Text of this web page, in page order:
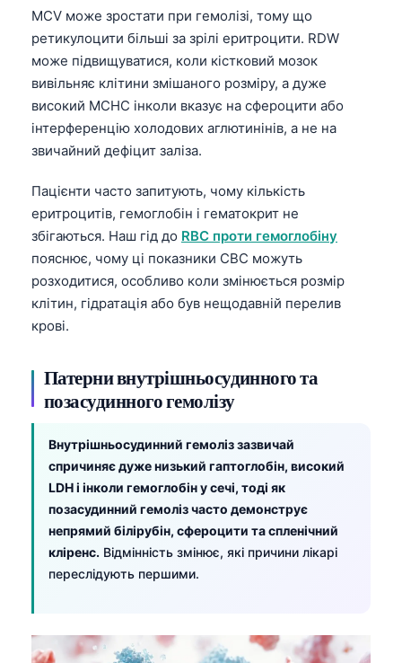
MCV може зростати при гемолізі, тому що
ретикулоцити більші за зрілі еритроцити. RDW
може підвищуватися, коли кістковий мозок
вивільняє клітини змішаного розміру, а дуже
високий MCHC інколи вказує на сфероцити або
інтерференцію холодових аглютинінів, а не на
звичайний дефіцит заліза.
Пацієнти часто запитують, чому кількість
еритроцитів, гемоглобін і гематокрит не
збігаються. Наш гід до RBC проти гемоглобіну
пояснює, чому ці показники CBC можуть
розходитися, особливо коли змінюється розмір
клітин, гідратація або був нещодавній перелив
крові.
Патерни внутрішньосудинного та
позасудинного гемолізу
Внутрішньосудинний гемоліз зазвичай
спричиняє дуже низький гаптоглобін, високий
LDH і інколи гемоглобін у сечі, тоді як
позасудинний гемоліз часто демонструє
непрямий білірубін, сфероцити та спленічний
кліренс. Відмінність змінює, які причини лікарі
переслідують першими.
ဗမာစာ
Kiswahili
አማርኛ
O‘zbekcha
Català
Қазақ тілі
Hrvatski
Slovenčina
سنڌي
සිංහල
Galego
Македонски јазик
Euskara
Gàidhlig
Occitan
العربية المغربية